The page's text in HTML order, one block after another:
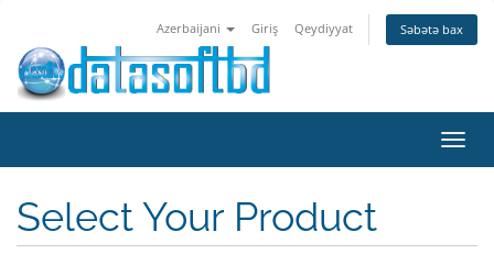
Azerbaijani Giriş Qeydiyyat Səbətə bax
keçid
Select Your Product